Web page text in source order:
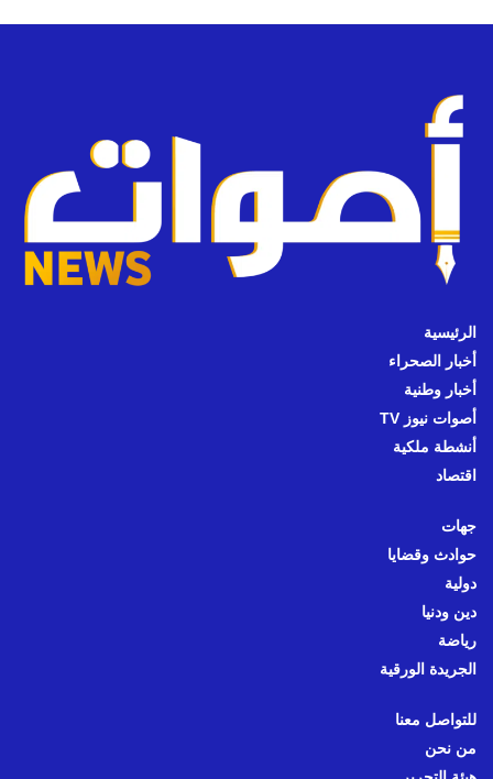
الرئيسية
أخبار الصحراء
أخبار وطنية
أصوات نيوز TV
أنشطة ملكية
اقتصاد
جهات
حوادث وقضايا
دولية
دين ودنيا
رياضة
الجريدة الورقية
للتواصل معنا
من نحن